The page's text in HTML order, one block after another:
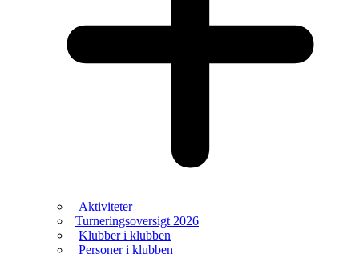
Aktiviteter
Turneringsoversigt 2026
Klubber i klubben
Personer i klubben